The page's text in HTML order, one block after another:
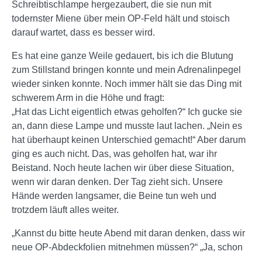
Schreibtischlampe hergezaubert, die sie nun mit
todernster Miene über mein OP-Feld hält und stoisch
darauf wartet, dass es besser wird.
Es hat eine ganze Weile gedauert, bis ich die Blutung
zum Stillstand bringen konnte und mein Adrenalinpegel
wieder sinken konnte. Noch immer hält sie das Ding mit
schwerem Arm in die Höhe und fragt:
„Hat das Licht eigentlich etwas geholfen?“ Ich gucke sie
an, dann diese Lampe und musste laut lachen. „Nein es
hat überhaupt keinen Unterschied gemacht!“ Aber darum
ging es auch nicht. Das, was geholfen hat, war ihr
Beistand. Noch heute lachen wir über diese Situation,
wenn wir daran denken. Der Tag zieht sich. Unsere
Hände werden langsamer, die Beine tun weh und
trotzdem läuft alles weiter.
„Kannst du bitte heute Abend mit daran denken, dass wir
neue OP-Abdeckfolien mitnehmen müssen?“ „Ja, schon